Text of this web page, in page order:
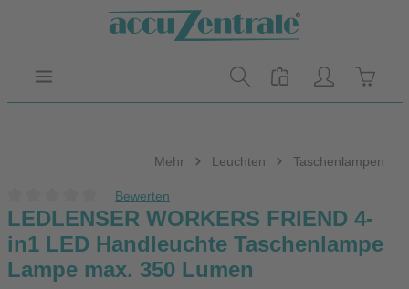
Zum Hauptinhalt springen
Mehr Leuchten Taschenlampen
Durchschnittliche Bewertung von 0 von 5 Sternen
Bewerten
LEDLENSER WORKERS FRIEND 4-
in1 LED Handleuchte Taschenlampe
Lampe max. 350 Lumen